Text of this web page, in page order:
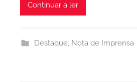
Continuar a ler
Destaque, Nota de Imprensa